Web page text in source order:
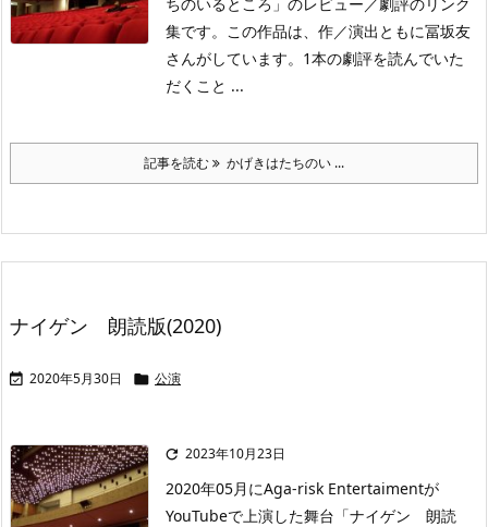
集です。この作品は、作／演出ともに冨坂友
さんがしています。1本の劇評を読んでいた
だくこと ...
記事を読む かげきはたちのい ...
ナイゲン 朗読版(2020)
 2020年5月30日  公演
 2023年10月23日
2020年05月にAga-risk Entertaimentが
YouTubeで上演した舞台「ナイゲン 朗読